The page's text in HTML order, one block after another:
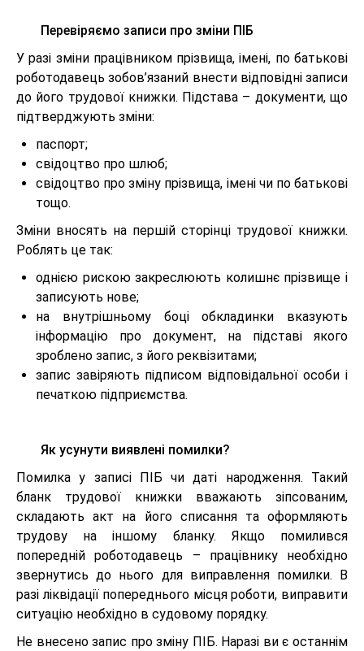
Перевіряємо записи про зміни ПІБ
У разі зміни працівником прізвища, імені, по батькові
роботодавець зобов’язаний внести відповідні записи
до його трудової книжки. Підстава – документи, що
підтверджують зміни:
паспорт;
свідоцтво про шлюб;
свідоцтво про зміну прізвища, імені чи по батькові
тощо.
Зміни вносять на першій сторінці трудової книжки.
Роблять це так:
однією рискою закреслюють колишнє прізвище і
записують нове;
на внутрішньому боці обкладинки вказують
інформацію про документ, на підставі якого
зроблено запис, з його реквізитами;
запис завіряють підписом відповідальної особи і
печаткою підприємства.
Як усунути виявлені помилки?
Помилка у записі ПІБ чи даті народження. Такий
бланк трудової книжки вважають зіпсованим,
складають акт на його списання та оформляють
трудову на іншому бланку. Якщо помилився
попередній роботодавець – працівнику необхідно
звернутись до нього для виправлення помилки. В
разі ліквідації попереднього місця роботи, виправити
ситуацію необхідно в судовому порядку.
Не внесено запис про зміну ПІБ. Наразі ви є останнім